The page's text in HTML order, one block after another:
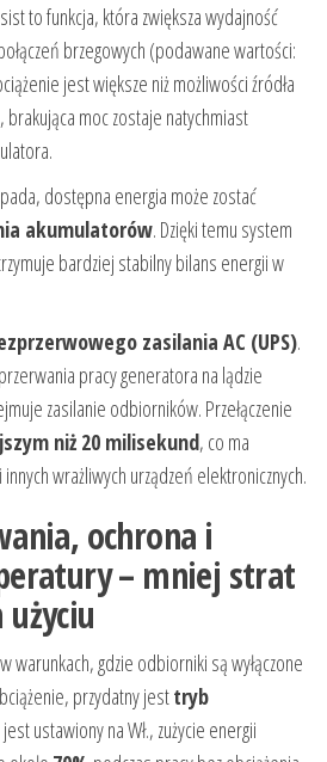
to funkcja, która zwiększa wydajność
brzegowych (podawane wartości:
jest większe niż możliwości źródła
moc zostaje natychmiast
dostępna energia może zostać
akumulatorów. Dzięki temu system
bardziej stabilny bilans energii w
zasilania AC (UPS).
pracy generatora na lądzie
zasilanie odbiorników. Przełączenie
niż 20 milisekund, co ma
wrażliwych urządzeń elektronicznych.
ochrona i
– mniej strat
warunkach, gdzie odbiorniki są wyłączone
przydatny jesttryb
ustawiony na Wł., zużycie energii